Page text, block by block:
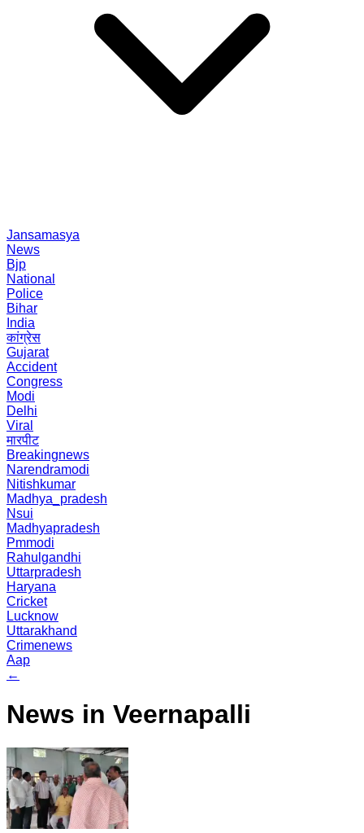
Jansamasya
News
Bjp
National
Police
Bihar
India
कांग्रेस
Gujarat
Accident
Congress
Modi
Delhi
Viral
मारपीट
Breakingnews
Narendramodi
Nitishkumar
Madhya_pradesh
Nsui
Madhyapradesh
Pmmodi
Rahulgandhi
Uttarpradesh
Haryana
Cricket
Lucknow
Uttarakhand
Crimenews
Aap
←
News in Veernapalli